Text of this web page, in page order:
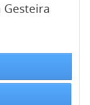
Gesteira